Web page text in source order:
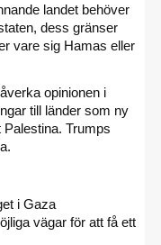
landet behöver
dess gränser
vare sig Hamas eller
opinionen i
till länder som ny
Trumps
i Gaza
vägar för att få ett